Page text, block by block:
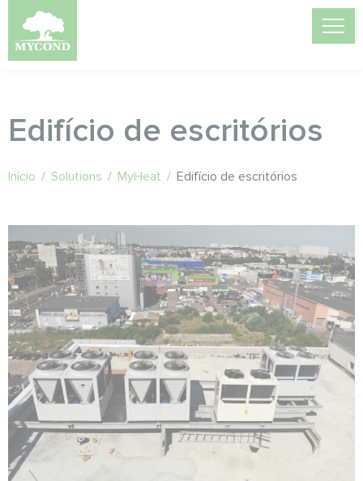
Edifício de escritórios
Início / Solutions / MyHeat / Edifício de escritórios